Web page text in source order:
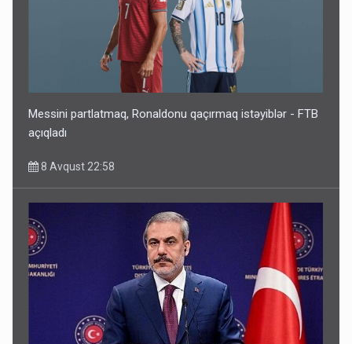
Messini partlatmaq, Ronaldonu qaçırmaq istəyiblər - FTB
açıqladı
8 Avqust 22:58